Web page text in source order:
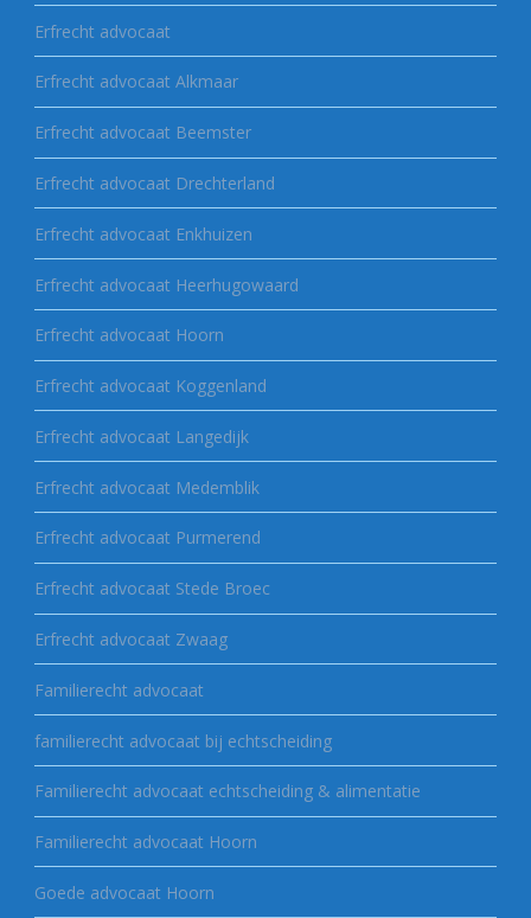
Erfrecht advocaat
Erfrecht advocaat Alkmaar
Erfrecht advocaat Beemster
Erfrecht advocaat Drechterland
Erfrecht advocaat Enkhuizen
Erfrecht advocaat Heerhugowaard
Erfrecht advocaat Hoorn
Erfrecht advocaat Koggenland
Erfrecht advocaat Langedijk
Erfrecht advocaat Medemblik
Erfrecht advocaat Purmerend
Erfrecht advocaat Stede Broec
Erfrecht advocaat Zwaag
Familierecht advocaat
familierecht advocaat bij echtscheiding
Familierecht advocaat echtscheiding & alimentatie
Familierecht advocaat Hoorn
Goede advocaat Hoorn